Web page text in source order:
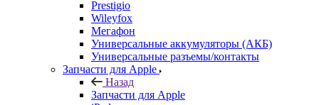
Prestigio
Wileyfox
Мегафон
Универсальные аккумуляторы (АКБ)
Универсальные разъемы/контакты
Запчасти для Apple
Назад
Запчасти для Apple